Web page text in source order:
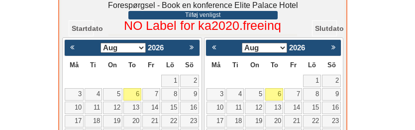
Forespørgsel - Book en konference Elite Palace Hotel
Tilføj venligst
Startdato NO Label for ka2020.freeinq Slutdato
2026
Må Ti On To Fr Lö Sö
1
2
3
4 5 6 7 8
9
10
11 12 13 14 15
16
17
18 19 20 21 22
23
< Föregående Nästa >
2026
Må Ti On To Fr Lö Sö
1
2
3
4 5 6 7 8
9
10
11 12 13 14 15
16
17
18 19 20 21 22
23